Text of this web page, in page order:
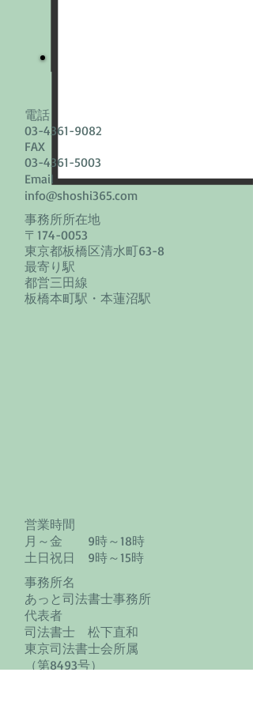
電話
03-4361-9082
FAX
03-4361-5003
Email
info@shoshi365.com
事務所所在地
〒174-0053
​東京都板橋区清水町63-8
最寄り駅
都営三田線
​板橋本町駅・本蓮沼駅
営業時間
月～金 9時～18時
土日祝日 9時～15時
​事務所名
あっと司法書士事務所
代表者
司法書士 松下直和
東京司法書士会所属
（第8493号）